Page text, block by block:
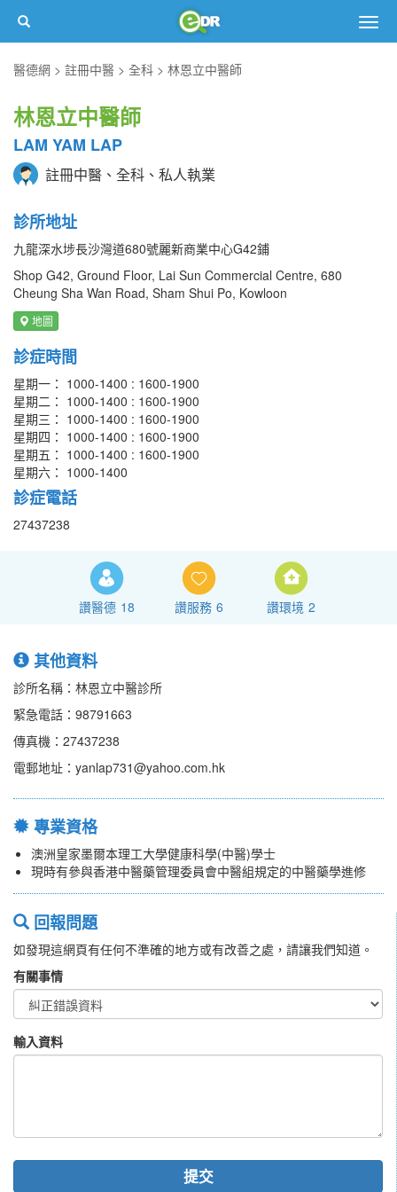
醫德網
註冊中醫 全科 林恩立中醫師
林恩立中醫師
LAM YAM LAP
註冊中醫、全科、私人執業
診所地址
九龍深水埗長沙灣道680號麗新商業中心G42鋪
Shop G42, Ground Floor, Lai Sun Commercial Centre, 680
Cheung Sha Wan Road, Sham Shui Po, Kowloon
地圖
診症時間
星期一： 1000-1400 : 1600-1900
星期二： 1000-1400 : 1600-1900
星期三： 1000-1400 : 1600-1900
星期四： 1000-1400 : 1600-1900
星期五： 1000-1400 : 1600-1900
星期六： 1000-1400
診症電話
27437238
讚醫德 18 讚服務 6 讚環境 2
其他資料
診所名稱：林恩立中醫診所
緊急電話：98791663
傳真機：27437238
電郵地址：yanlap731@yahoo.com.hk
專業資格
澳洲皇家墨爾本理工大學健康科學(中醫)學士
現時有參與香港中醫藥管理委員會中醫組規定的中醫藥學進修
回報問題
如發現這網頁有任何不準確的地方或有改善之處，請讓我們知道。
有關事情
輸入資料
提交